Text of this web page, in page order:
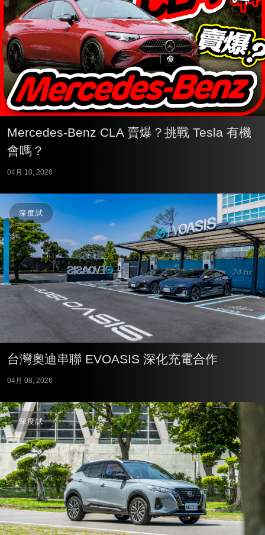
Mercedes-Benz CLA 賣爆？挑戰 Tesla 有機
會嗎？
04月 10, 2026
深度試
台灣奧迪串聯 EVOASIS 深化充電合作
04月 08, 2026
深度試